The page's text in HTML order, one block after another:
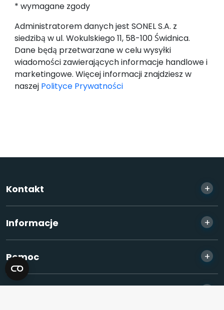
* wymagane zgody
Administratorem danych jest SONEL S.A. z
siedzibą w ul. Wokulskiego 11, 58-100 Świdnica.
Dane będą przetwarzane w celu wysyłki
wiadomości zawierających informacje handlowe i
marketingowe. Więcej informacji znajdziesz w
naszej Polityce Prywatności
Kontakt +
Informacje +
Pomoc +